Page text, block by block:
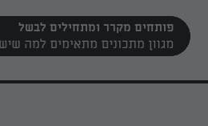
פותחים מקרר ומתחילים לבשל